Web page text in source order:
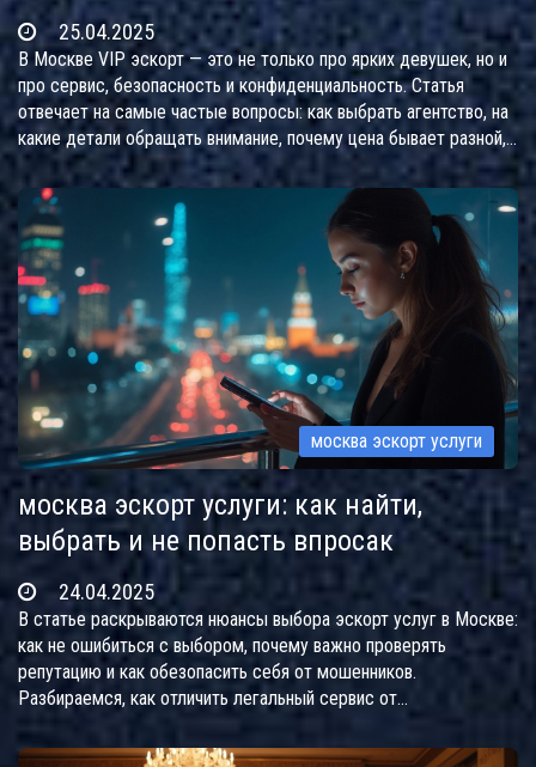
25.04.2025
В Москве VIP эскорт — это не только про ярких девушек, но и
про сервис, безопасность и конфиденциальность. Статья
отвечает на самые частые вопросы: как выбрать агентство, на
какие детали обращать внимание, почему цена бывает разной,
и как избежать неприятных ситуаций. Есть полезные советы
для новичков и интересные факты из мира элитного эскорта.
Всё по делу: без воды и с конкретикой.
москва эскорт услуги
москва эскорт услуги: как найти,
выбрать и не попасть впросак
24.04.2025
В статье раскрываются нюансы выбора эскорт услуг в Москве:
как не ошибиться с выбором, почему важно проверять
репутацию и как обезопасить себя от мошенников.
Разбираемся, как отличить легальный сервис от
вопросы стоит задать. Читатель узнает о ценах, скрытых